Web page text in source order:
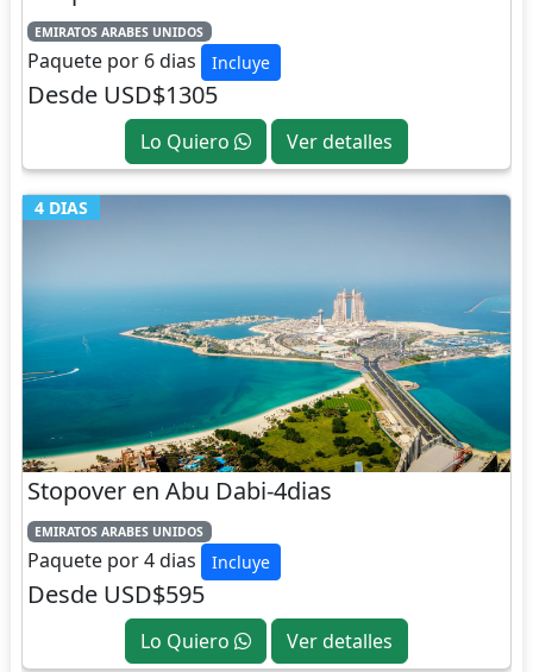
EMIRATOS ARABES UNIDOS
Paquete por 6 dias Incluye
Desde USD$1305
Lo Quiero Ver detalles
4 DIAS
Stopover en Abu Dabi-4dias
EMIRATOS ARABES UNIDOS
Paquete por 4 dias Incluye
Desde USD$595
Lo Quiero Ver detalles